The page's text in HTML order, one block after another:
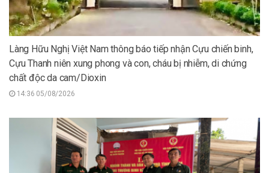
Làng Hữu Nghị Việt Nam thông báo tiếp nhận Cựu chiến binh,
Cựu Thanh niên xung phong và con, cháu bị nhiễm, di chứng
chất độc da cam/Dioxin
14:36 05/08/2026